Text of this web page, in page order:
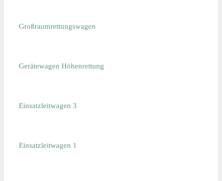
Großraumrettungswagen
Gerätewagen Höhenrettung
Einsatzleitwagen 3
Einsatzleitwagen 1